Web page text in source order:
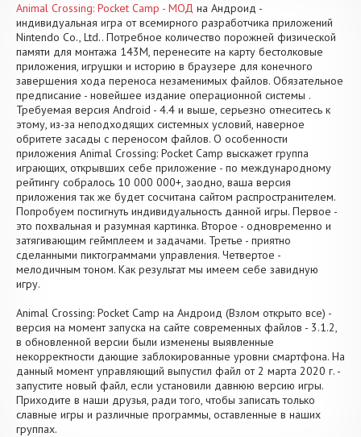
Animal Crossing: Pocket Camp - МОД на Андроид -
индивидуальная игра от всемирного разработчика приложений
Nintendo Co., Ltd.. Потребное количество порожней физической
памяти для монтажа 143M, перенесите на карту бестолковые
приложения, игрушки и историю в браузере для конечного
завершения хода переноса незаменимых файлов. Обязательное
предписание - новейшее издание операционной системы .
Требуемая версия Android - 4.4 и выше, серьезно отнеситесь к
этому, из-за неподходящих системных условий, наверное
обритете засады с переносом файлов. О особенности
приложения Animal Crossing: Pocket Camp выскажет группа
играющих, открывших себе приложение - по международному
рейтингу собралось 10 000 000+, заодно, ваша версия
приложения так же будет сосчитана сайтом распространителем.
Попробуем постигнуть индивидуальность данной игры. Первое -
это похвальная и разумная картинка. Второе - одновременно и
затягивающим геймплеем и задачами. Третье - приятно
сделанными пиктограммами управления. Четвертое -
мелодичным тоном. Как результат мы имеем себе завидную
игру.
Animal Crossing: Pocket Camp на Андроид (Взлом открыто все) -
версия на момент запуска на сайте современных файлов - 3.1.2,
в обновленной версии были изменены выявленные
некорректности дающие заблокированные уровни смартфона. На
данный момент управляющий выпустил файл от 2 марта 2020 г. -
запустите новый файл, если установили давнюю версию игры.
Приходите в наши друзья, ради того, чтобы записать только
славные игры и различные программы, оставленные в наших
группах.